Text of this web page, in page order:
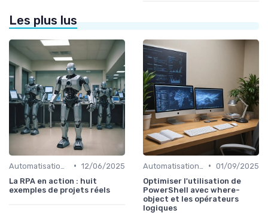
Les plus lus
• 12/06/2025
La RPA en action : huit
exemples de projets réels
• 01/09/2025
Optimiser l'utilisation de
PowerShell avec where-
object et les opérateurs
logiques